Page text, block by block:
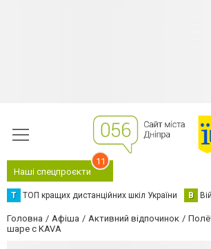
Наші спецпроєкти
11
Т ТОП кращих дистанційних шкіл України В
Головна Афіша Активний відпочинок
шаре с KAVA